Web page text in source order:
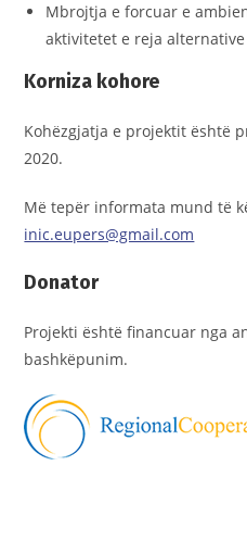
Mbrojtja e forcuar e
aktivitetet e reja
Korniza kohore
Kohëzgjatja e projektit është
2020.
Më tepër informata mund të
inic.eupers@gmail.com
Donator
Projekti është financuar nga
bashkëpunim.